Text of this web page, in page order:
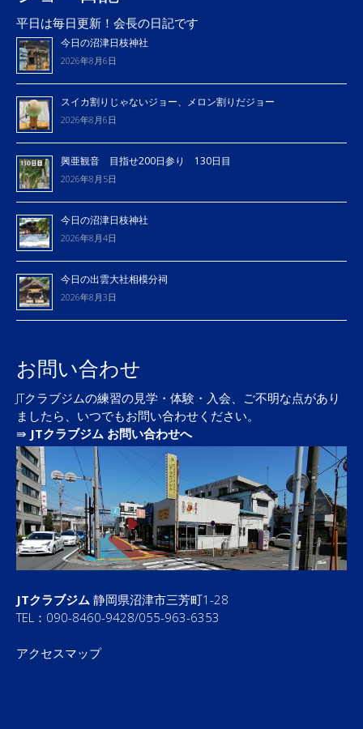
平日は毎日更新！会長の日記です
今日の沼津日枝神社
2026年8月6日
スイカ割りじゃないジョー、メロン割りだジョー
2026年8月6日
興亜観音 目指せ200日参り 130日目
2026年8月5日
今日の沼津日枝神社
2026年8月4日
今日の出雲大社相模分祠
2026年8月3日
お問い合わせ
JTクラブジムの練習の見学・体験・入会、ご不明な点があり
ましたら、いつでもお問い合わせください。
⇛ JTクラブジム お問い合わせへ
JTクラブジム 静岡県沼津市三芳町1-28
TEL：090-8460-9428/055-963-6353
アクセスマップ